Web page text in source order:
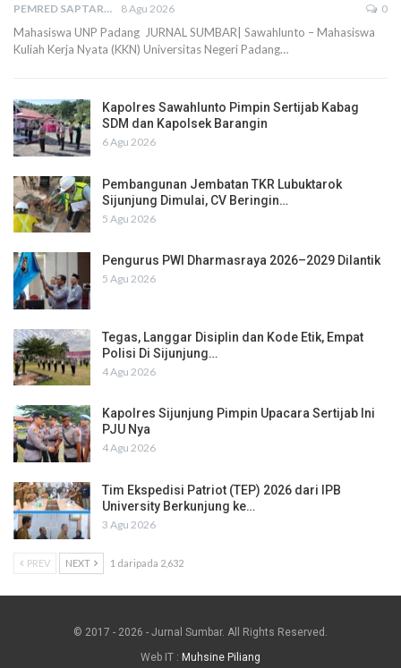
PEMRED SAPTARIUS 8 Agu 2026 0
Mahasiswa UNP Padang JURNAL SUMBAR| Sawahlunto – Mahasiswa
Kuliah Kerja Nyata (KKN) Universitas Negeri Padang…
Kapolres Sawahlunto Pimpin Sertijab Kabag
SDM dan Kapolsek Barangin
6 Agu 2026
Pembangunan Jembatan TKR Lubuktarok
Sijunjung Dimulai, CV Beringin…
5 Agu 2026
Pengurus PWI Dharmasraya 2026–2029 Dilantik
5 Agu 2026
Tegas, Langgar Disiplin dan Kode Etik, Empat
Polisi Di Sijunjung…
4 Agu 2026
Kapolres Sijunjung Pimpin Upacara Sertijab Ini
PJU Nya
4 Agu 2026
Tim Ekspedisi Patriot (TEP) 2026 dari IPB
University Berkunjung ke…
3 Agu 2026
PREV NEXT 1 daripada 2,632
© 2017 - 2026 - Jurnal Sumbar. All Rights Reserved.
Web IT : Muhsine Piliang